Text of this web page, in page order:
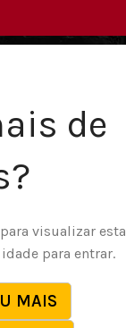
de
visualizar esta
para entrar.
MAIS